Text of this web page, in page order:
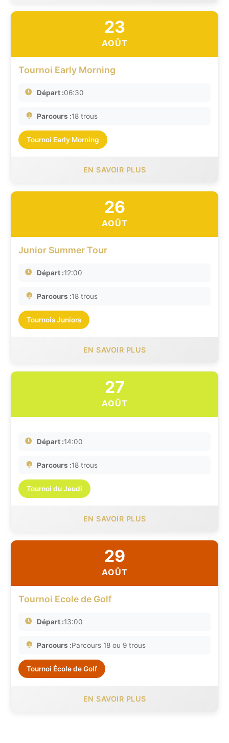
23
AOÛT
Tournoi Early Morning
Départ :06:30
Parcours :18 trous
Tournoi Early Morning
EN SAVOIR PLUS
26
AOÛT
Junior Summer Tour
Départ :12:00
Parcours :18 trous
Tournois Juniors
EN SAVOIR PLUS
27
AOÛT
Départ :14:00
Parcours :18 trous
Tournoi du Jeudi
EN SAVOIR PLUS
29
AOÛT
Tournoi Ecole de Golf
Départ :13:00
Parcours :Parcours 18 ou 9 trous
Tournoi École de Golf
EN SAVOIR PLUS